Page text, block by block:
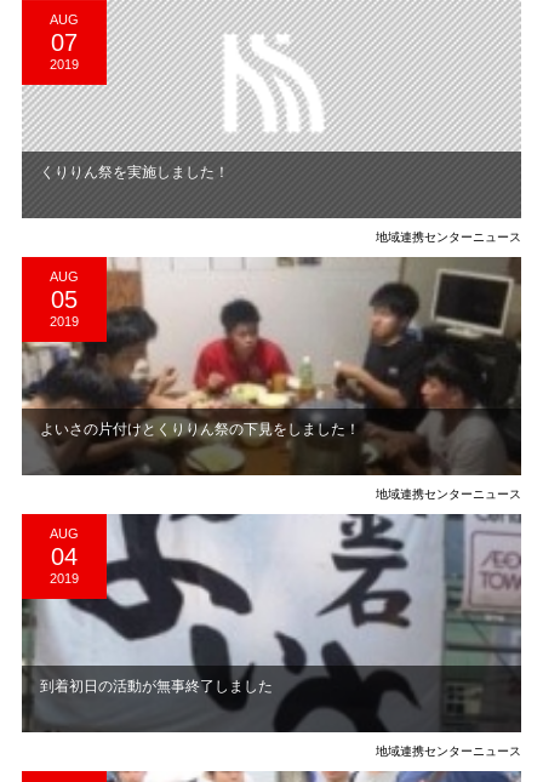
AUG
07
2019
くりりん祭を実施しました！
地域連携センターニュース
AUG
05
2019
よいさの片付けとくりりん祭の下見をしました！
地域連携センターニュース
AUG
04
2019
到着初日の活動が無事終了しました
地域連携センターニュース